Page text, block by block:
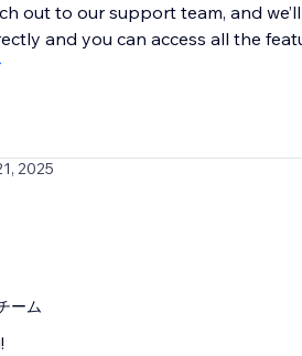
out to our support team, and
and you can access all the
2025
ーム